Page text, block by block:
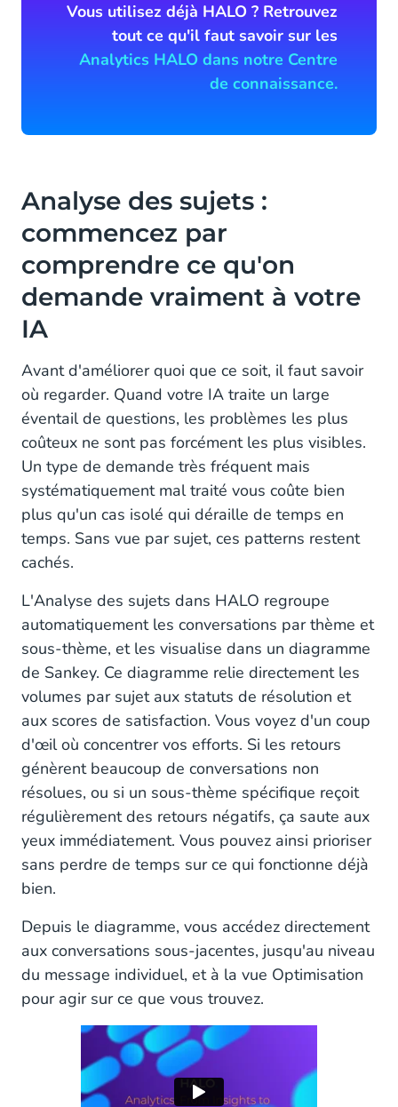
Vous utilisez déjà HALO ? Retrouvez
tout ce qu'il faut savoir sur les
Analytics HALO dans notre Centre
de connaissance.
Analyse des sujets :
commencez par
comprendre ce qu'on
demande vraiment à votre
IA
Avant d'améliorer quoi que ce soit, il faut savoir
où regarder. Quand votre IA traite un large
éventail de questions, les problèmes les plus
coûteux ne sont pas forcément les plus visibles.
Un type de demande très fréquent mais
systématiquement mal traité vous coûte bien
plus qu'un cas isolé qui déraille de temps en
temps. Sans vue par sujet, ces patterns restent
cachés.
L'Analyse des sujets dans HALO regroupe
automatiquement les conversations par thème et
sous-thème, et les visualise dans un diagramme
de Sankey. Ce diagramme relie directement les
volumes par sujet aux statuts de résolution et
aux scores de satisfaction. Vous voyez d'un coup
d'œil où concentrer vos efforts. Si les retours
génèrent beaucoup de conversations non
résolues, ou si un sous-thème spécifique reçoit
régulièrement des retours négatifs, ça saute aux
yeux immédiatement. Vous pouvez ainsi prioriser
sans perdre de temps sur ce qui fonctionne déjà
bien.
Depuis le diagramme, vous accédez directement
aux conversations sous-jacentes, jusqu'au niveau
du message individuel, et à la vue Optimisation
pour agir sur ce que vous trouvez.